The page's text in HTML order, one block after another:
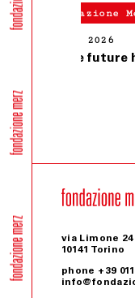
Events
16 May
Public
Events
13 June
Events
18 May
Events
26 June
Disco
Events
10
M2 /M2
Events
26
Events
13
Eccoci
via Limone 24
10141 Torino
phone +39